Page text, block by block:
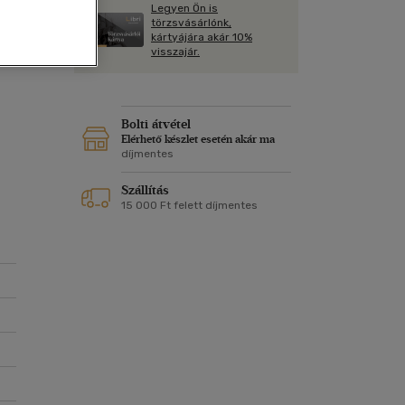
Kártya
Képeslap
Naptár
Legyen Ön is
törzsvásárlónk,
kártyájára akár 10%
visszajár.
Bolti átvétel
Elérhető készlet esetén akár ma
díjmentes
Szállítás
15 000 Ft felett díjmentes